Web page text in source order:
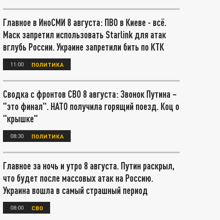
Главное в ИноСМИ 8 августа: ПВО в Киеве - всё.
Маск запретил использовать Starlink для атак
вглубь России. Украине запретили бить по КТК
11:00 ПОЛИТИКА
Сводка с фронтов СВО 8 августа: Звонок Путина –
"это финал". НАТО получила горящий поезд. Коц о
"крышке"
08:30 ПОЛИТИКА
Главное за ночь и утро 8 августа. Путин раскрыл,
что будет после массовых атак на Россию.
Украина вошла в самый страшный период
08:00 СВО